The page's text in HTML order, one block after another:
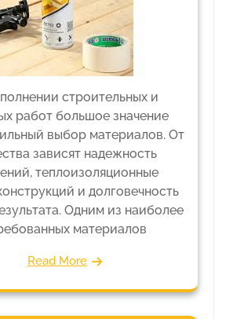
строительных и
работ большое значение
выбор материалов. От
зависят надежность
теплоизоляционные
и долговечность
Одним из наиболее
материалов
Read More